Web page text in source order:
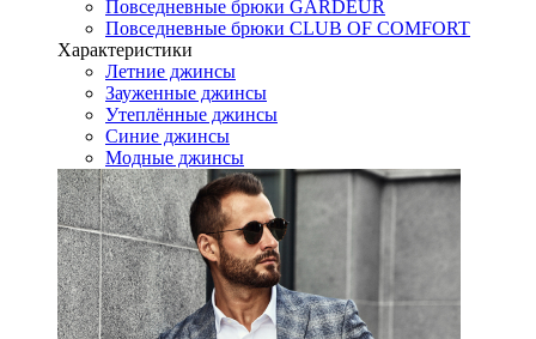
Повседневные брюки GARDEUR
Повседневные брюки CLUB OF COMFORT
Характеристики
Летние джинсы
Зауженные джинсы
Утеплённые джинсы
Синие джинсы
Модные джинсы